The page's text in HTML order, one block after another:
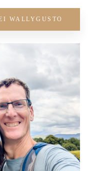
WALLYGUSTO